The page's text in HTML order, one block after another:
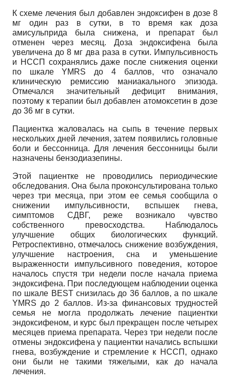
К схеме лечения был добавлен эндоксифен в дозе 8
мг один раз в сутки, в то время как доза
амисульприда была снижена, и препарат был
отменен через месяц. Доза эндоксифена была
увеличена до 8 мг два раза в сутки. Импульсивность
и НССП сохранялись даже после снижения оценки
по шкале YMRS до 4 баллов, что означало
клиническую ремиссию маниакального эпизода.
Отмечался значительный дефицит внимания,
поэтому к терапии был добавлен атомоксетин в дозе
до 36 мг в сутки.
Пациентка жаловалась на сыпь в течение первых
нескольких дней лечения, затем появились головные
боли и бессонница. Для лечения бессонницы были
назначены бензодиазепины.
Этой пациентке не проводились периодические
обследования. Она была проконсультирована только
через три месяца, при этом ее семья сообщила о
снижении импульсивности, вспышек гнева,
симптомов СДВГ, реже возникало чувство
собственного превосходства. Наблюдалось
улучшение общих биологических функций.
Ретроспективно, отмечалось снижение возбуждения,
улучшение настроения, сна и уменьшение
выраженности импульсивного поведения, которое
началось спустя три недели после начала приема
эндоксифена. При последующем наблюдении оценка
по шкале BEST снизилась до 36 баллов, а по шкале
YMRS до 2 баллов. Из-за финансовых трудностей
семья не могла продолжать лечение пациентки
эндоксифеном, и курс был прекращен после четырех
месяцев приема препарата. Через три недели после
отмены эндоксифена у пациентки начались вспышки
гнева, возбуждение и стремление к НССП, однако
они были не такими тяжелыми, как до начала
лечения.